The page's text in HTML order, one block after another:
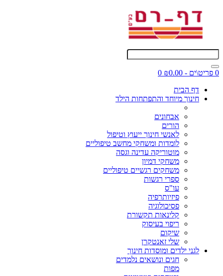
0 פריט\ים - ₪0.00
0
דף הבית
חינוך מיוחד והתפתחות הילד
אבחונים
הורים
לאנשי חינוך ייעוץ וטיפול
לומדות ומשחקי מחשב טיפוליים
מוטוריקה עדינה וגסה
משחקי דמיון
משחקים רגשיים טיפוליים
ספרי רגשות
עו"ס
פיזיותרפיה
פסיכולוגיה
קלינאות תקשורת
ריפוי בעיסוק
שיקום
שלי זאנטקרן
לגני ילדים ומוסדות חינוך
חגים ונושאים נלמדים
מפות